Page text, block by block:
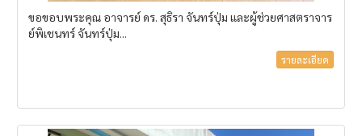
ขอขอบพระคุณ อาจารย์ ดร. สุธิรา จันทร์ปุ่ม และผู้ช่วยศาสตราจาร
ย์พิเชนทร์ จันทร์ปุ่ม...
รายละเอียด